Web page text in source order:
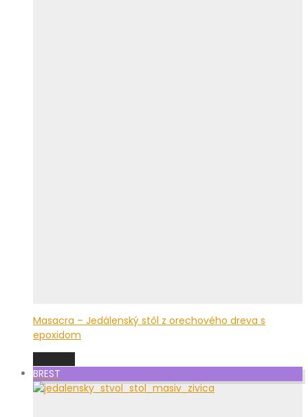
Masacra – Jedálenský stôl z orechového dreva s
epoxidom
BREST